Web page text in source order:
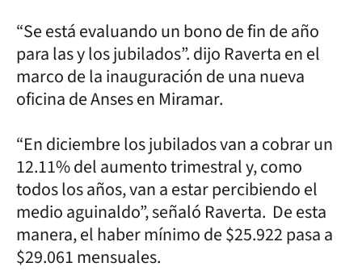
“Se está evaluando un bono de fin de año
para las y los jubilados”. dijo Raverta en el
marco de la inauguración de una nueva
oficina de Anses en Miramar.
“En diciembre los jubilados van a cobrar un
12.11% del aumento trimestral y, como
todos los años, van a estar percibiendo el
medio aguinaldo”, señaló Raverta. De esta
manera, el haber mínimo de $25.922 pasa a
$29.061 mensuales.